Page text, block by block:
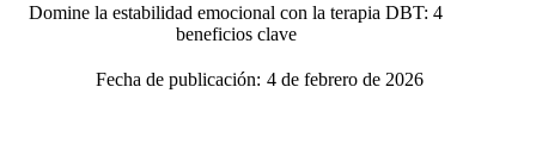
Domine la estabilidad emocional con la terapia DBT: 4
beneficios clave
Fecha de publicación: 4 de febrero de 2026